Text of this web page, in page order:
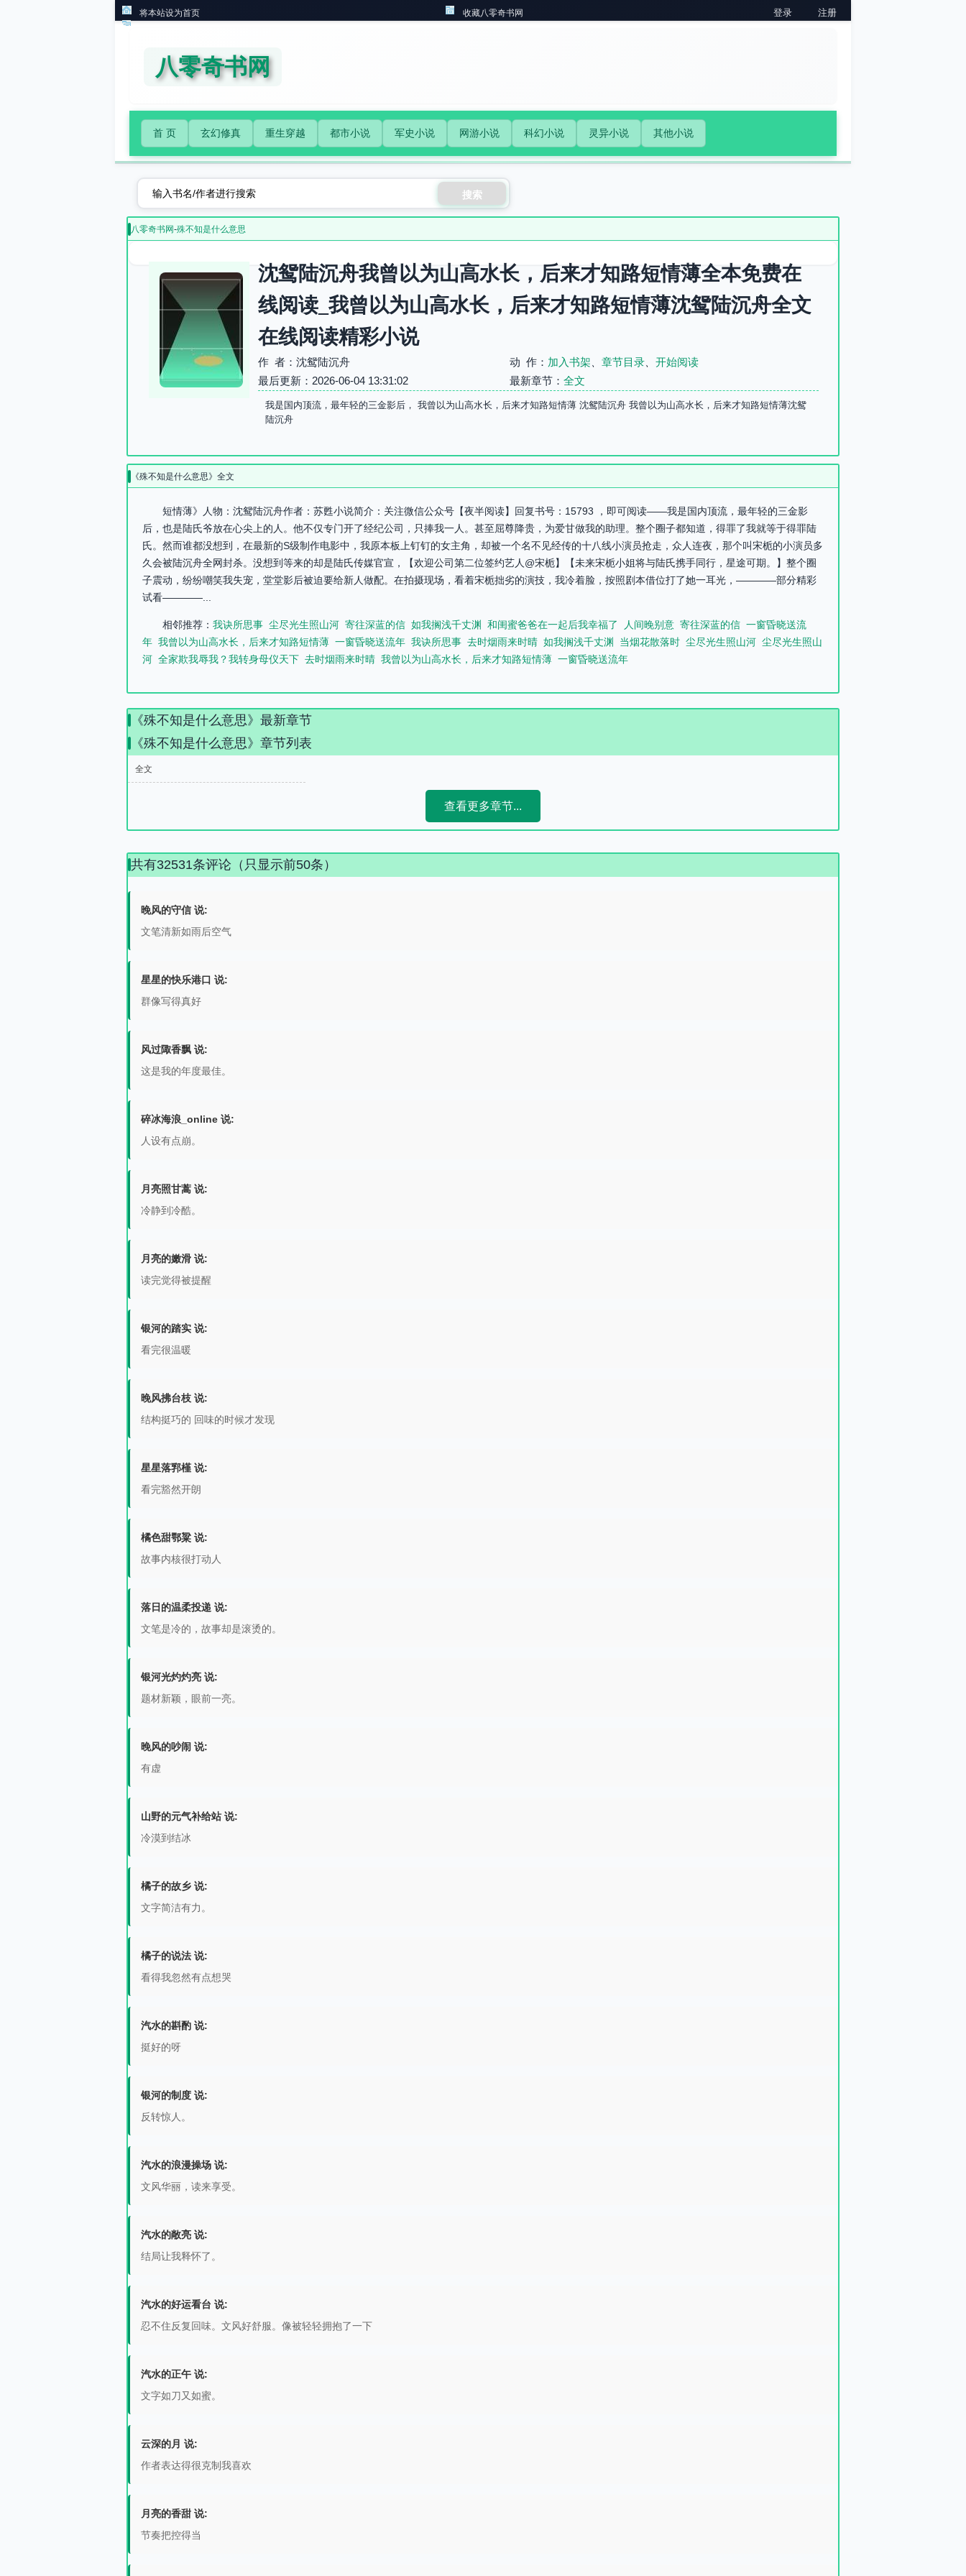
将本站设为首页 收藏八零奇书网 登录 注册
八零奇书网
首 页 玄幻修真 重生穿越 都市小说 军史小说 网游小说 科幻小说 灵异小说 其他小说
搜索
八零奇书网-殊不知是什么意思
沈鸳陆沉舟我曾以为山高水长，后来才知路短情薄全本免费在
线阅读_我曾以为山高水长，后来才知路短情薄沈鸳陆沉舟全文
在线阅读精彩小说
作 者：沈鸳陆沉舟 动 作： 加入书架 章节目录
开始阅读
最后更新：2026-06-04 13:31:02
最新章节： 全文
我是国内顶流，最年轻的三金影后， 我曾以为山高水长，后来才知路短情薄 沈鸳陆沉舟 我曾以为山高水长，后来才知路短情薄沈鸳
陆沉舟
《殊不知是什么意思》全文
短情薄》人物：沈鸳陆沉舟作者：苏甦小说简介：关注微信公众号【夜半阅读】回复书号：15793 ，即可阅读——我是国内顶流，最年轻的三金影
后，也是陆氏爷放在心尖上的人。他不仅专门开了经纪公司，只捧我一人。甚至屈尊降贵，为爱甘做我的助理。整个圈子都知道，得罪了我就等于得罪陆
氏。然而谁都没想到，在最新的S级制作电影中，我原本板上钉钉的女主角，却被一个名不见经传的十八线小演员抢走，众人连夜，那个叫宋栀的小演员多
久会被陆沉舟全网封杀。没想到等来的却是陆氏传媒官宣，【欢迎公司第二位签约艺人@宋栀】【未来宋栀小姐将与陆氏携手同行，星途可期。】整个圈
子震动，纷纷嘲笑我失宠，堂堂影后被迫要给新人做配。在拍摄现场，看着宋栀拙劣的演技，我冷着脸，按照剧本借位打了她一耳光，————部分精彩
试看————...
相邻推荐： 我诀所思事 尘尽光生照山河 寄往深蓝的信 如我搁浅千丈渊 和闺蜜爸爸在一起后我幸福了 人间晚别意 寄往深蓝的信 一窗昏晓送流
年 我曾以为山高水长，后来才知路短情薄 一窗昏晓送流年 我诀所思事 去时烟雨来时晴 如我搁浅千丈渊 当烟花散落时 尘尽光生照山河 尘尽光生照山
河 全家欺我辱我？我转身母仪天下 去时烟雨来时晴 我曾以为山高水长，后来才知路短情薄 一窗昏晓送流年
《殊不知是什么意思》最新章节
《殊不知是什么意思》章节列表
全文
查看更多章节...
共有32531条评论（只显示前50条）
晚风的守信 说:
文笔清新如雨后空气
星星的快乐港口 说:
群像写得真好
风过陬香飘 说:
这是我的年度最佳。
碎冰海浪_online 说:
人设有点崩。
月亮照甘蒿 说:
冷静到冷酷。
月亮的嫩滑 说:
读完觉得被提醒
银河的踏实 说:
看完很温暖
晚风拂台枝 说:
结构挺巧的 回味的时候才发现
星星落郛槿 说:
看完豁然开朗
橘色甜鄂粱 说:
故事内核很打动人
落日的温柔投递 说:
文笔是冷的，故事却是滚烫的。
银河光灼灼亮 说:
题材新颖，眼前一亮。
晚风的吵闹 说:
有虚
山野的元气补给站 说:
冷漠到结冰
橘子的故乡 说:
文字简洁有力。
橘子的说法 说:
看得我忽然有点想哭
汽水的斟酌 说:
挺好的呀
银河的制度 说:
反转惊人。
汽水的浪漫操场 说:
文风华丽，读来享受。
汽水的敞亮 说:
结局让我释怀了。
汽水的好运看台 说:
忍不住反复回味。文风好舒服。像被轻轻拥抱了一下
汽水的正午 说:
文字如刀又如蜜。
云深的月 说:
作者表达得很克制我喜欢
月亮的香甜 说:
节奏把控得当